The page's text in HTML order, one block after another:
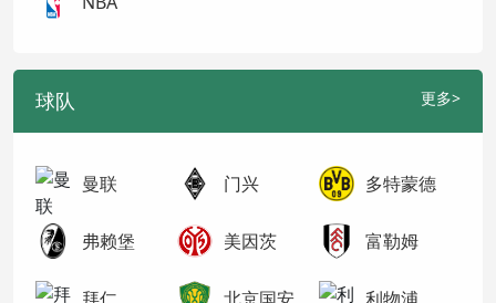
球队 更多>
曼联 门兴 多特蒙德
弗赖堡 美因茨 富勒姆